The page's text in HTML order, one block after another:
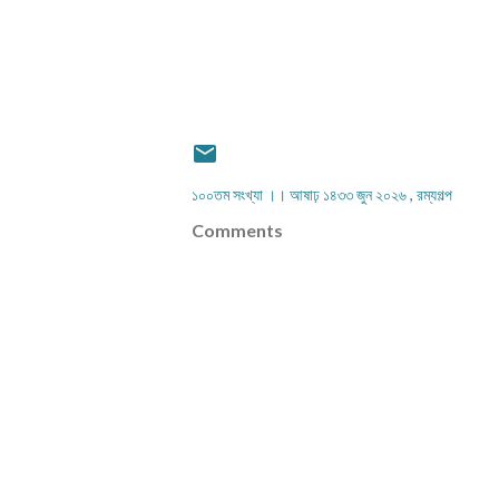
১০০তম সংখ্যা ।। আষাঢ় ১৪৩৩ জুন ২০২৬ রম্যগল্প
Comments